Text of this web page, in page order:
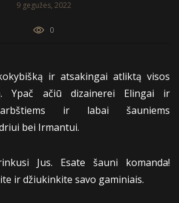
9 gegužės, 2022
0
ir atsakingai atliktą visos
Ypač ačiū dizainerei Elingai ir
ir labai šauniems
bei Irmantui.
Jus. Esate šauni komanda!
ir džiukinkite savo gaminiais.